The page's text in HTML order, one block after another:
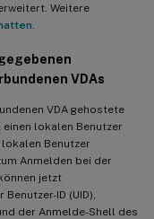
Weitere
VDAs
VDA gehostete
lokalen Benutzer
Benutzer
Anmelden bei der
jetzt
ID (UID),
der Anmelde-Shell des